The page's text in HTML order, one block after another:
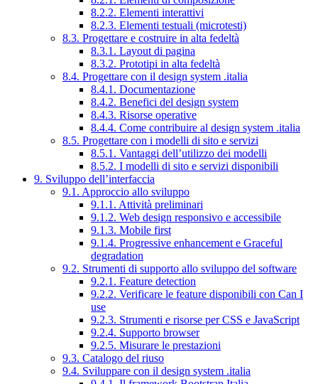
8.2.2. Elementi interattivi
8.2.3. Elementi testuali (microtesti)
8.3. Progettare e costruire in alta fedeltà
8.3.1. Layout di pagina
8.3.2. Prototipi in alta fedeltà
8.4. Progettare con il design system .italia
8.4.1. Documentazione
8.4.2. Benefici del design system
8.4.3. Risorse operative
8.4.4. Come contribuire al design system .italia
8.5. Progettare con i modelli di sito e servizi
8.5.1. Vantaggi dell’utilizzo dei modelli
8.5.2. I modelli di sito e servizi disponibili
9. Sviluppo dell’interfaccia
9.1. Approccio allo sviluppo
9.1.1. Attività preliminari
9.1.2. Web design responsivo e accessibile
9.1.3. Mobile first
9.1.4. Progressive enhancement e Graceful
degradation
9.2. Strumenti di supporto allo sviluppo del software
9.2.1. Feature detection
9.2.2. Verificare le feature disponibili con Can I
use
9.2.3. Strumenti e risorse per CSS e JavaScript
9.2.4. Supporto browser
9.2.5. Misurare le prestazioni
9.3. Catalogo del riuso
9.4. Sviluppare con il design system .italia